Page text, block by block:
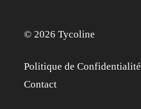
© 2026 Tycoline
Politique de Confidentialité
Contact